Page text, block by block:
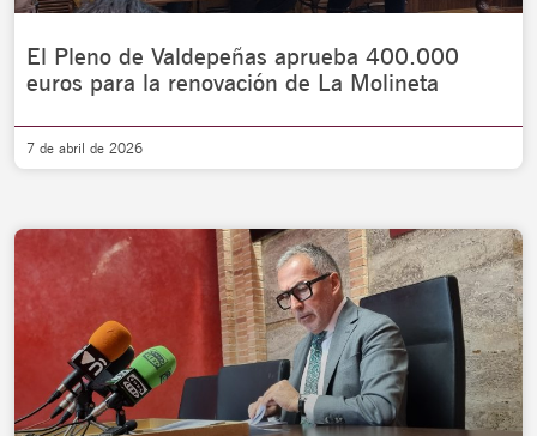
El Pleno de Valdepeñas aprueba 400.000
euros para la renovación de La Molineta
7 de abril de 2026